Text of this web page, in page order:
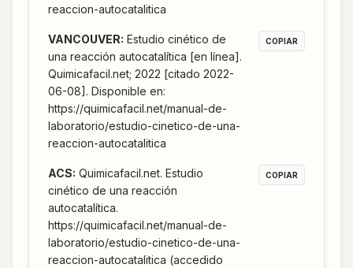
reaccion-autocatalitica
VANCOUVER: Estudio cinético de
una reacción autocatalítica [en línea].
Quimicafacil.net; 2022 [citado 2022-
06-08]. Disponible en:
https://quimicafacil.net/manual-de-
laboratorio/estudio-cinetico-de-una-
reaccion-autocatalitica
COPIAR
ACS: Quimicafacil.net. Estudio
cinético de una reacción
autocatalítica.
https://quimicafacil.net/manual-de-
laboratorio/estudio-cinetico-de-una-
reaccion-autocatalitica (accedido
COPIAR